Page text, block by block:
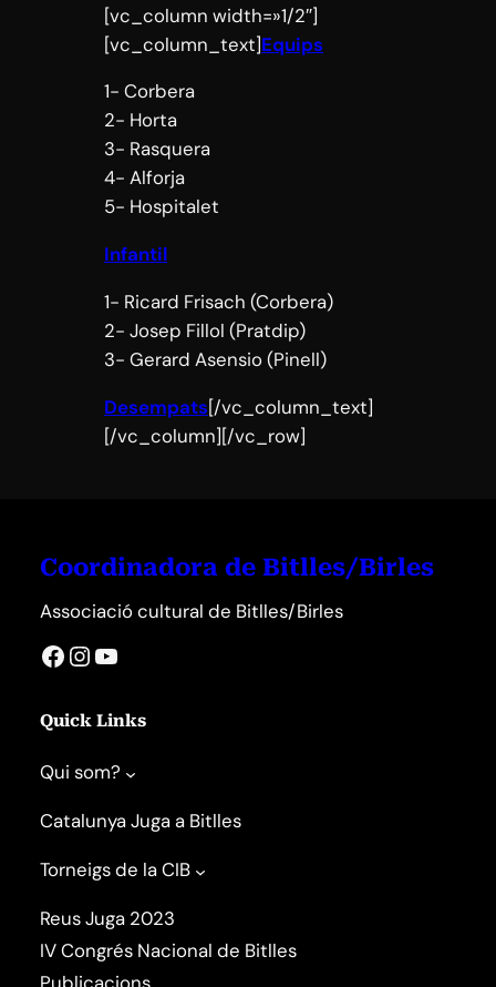
[vc_column width=»1/2″]
[vc_column_text]Equips
1- Corbera
2- Horta
3- Rasquera
4- Alforja
5- Hospitalet
Infantil
1- Ricard Frisach (Corbera)
2- Josep Fillol (Pratdip)
3- Gerard Asensio (Pinell)
Desempats[/vc_column_text]
[/vc_column][/vc_row]
Coordinadora de Bitlles/Birles
Associació cultural de Bitlles/Birles
Facebook InstagramYouTube
Quick Links
Qui som?
Catalunya Juga a Bitlles
Torneigs de la CIB
Reus Juga 2023
IV Congrés Nacional de Bitlles